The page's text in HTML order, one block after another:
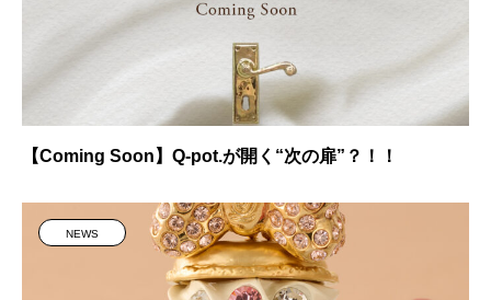
【Coming Soon】Q-pot.が開く“次の扉”？！！
NEWS